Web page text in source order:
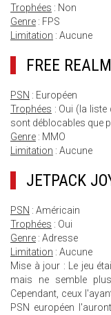
Trophées : Non
Genre : FPS
Limitation : Aucune
FREE
PSN : Européen
Trophées : Oui (la
sont déblocables que
Genre : MMO
Limitation : Aucune
JETPACK
PSN : Américain
Trophées : Oui
Genre : Adresse
Limitation : Aucune
Mise à jour : Le jeu
mais ne semble
Cependant, ceux
PSN européen